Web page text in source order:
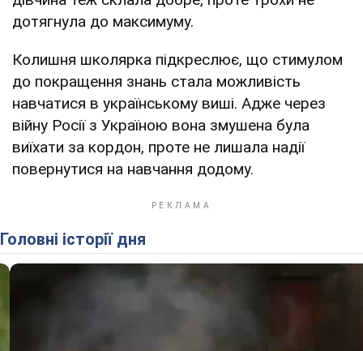
дотягнула до максимуму.
Колишня школярка підкреслює, що стимулом
до покращення знань стала можливість
навчатися в українському виші. Адже через
війну Росії з Україною вона змушена була
виїхати за кордон, проте не лишала надії
повернутися на навчання додому.
Головні історії дня